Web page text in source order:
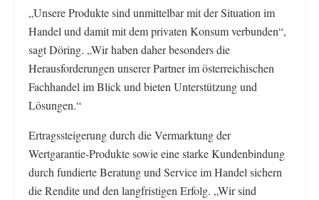
„Unsere Produkte sind unmittelbar mit der Situation im
Handel und damit mit dem privaten Konsum verbunden“,
sagt Döring. „Wir haben daher besonders die
Herausforderungen unserer Partner im österreichischen
Fachhandel im Blick und bieten Unterstützung und
Lösungen.“
Ertragssteigerung durch die Vermarktung der
Wertgarantie-Produkte sowie eine starke Kundenbindung
durch fundierte Beratung und Service im Handel sichern
die Rendite und den langfristigen Erfolg. „Wir sind